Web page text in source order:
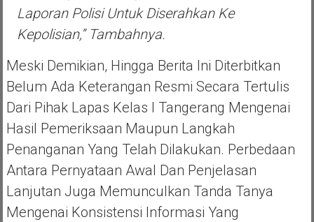
Laporan Polisi Untuk Diserahkan Ke
Kepolisian,” Tambahnya.
Meski Demikian, Hingga Berita Ini Diterbitkan
Belum Ada Keterangan Resmi Secara Tertulis
Dari Pihak Lapas Kelas I Tangerang Mengenai
Hasil Pemeriksaan Maupun Langkah
Penanganan Yang Telah Dilakukan. Perbedaan
Antara Pernyataan Awal Dan Penjelasan
Lanjutan Juga Memunculkan Tanda Tanya
Mengenai Konsistensi Informasi Yang